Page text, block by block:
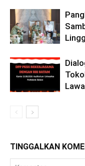
TINGGALKAN